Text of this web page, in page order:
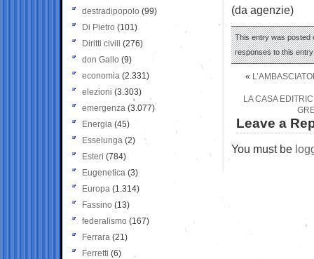
(da agenzie)
This entry was posted
responses to this
«
LA CASA
Leave a
You must be
destradipopolo (99)
Di Pietro (101)
Diritti civili (276)
don Gallo (9)
economia (2.331)
elezioni (3.303)
emergenza (3.077)
Energia (45)
Esselunga (2)
Esteri (784)
Eugenetica (3)
Europa (1.314)
Fassino (13)
federalismo (167)
Ferrara (21)
Ferretti (6)